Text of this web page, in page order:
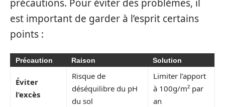
précautions. Pour éviter des problèmes, il
est important de garder à l’esprit certains
points :
Précaution Raison Solution
Éviter
l’excès
Risque de
déséquilibre du pH
du sol
Limiter l’apport
à 100g/m² par
an